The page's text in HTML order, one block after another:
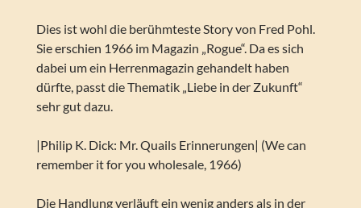
Dies ist wohl die berühmteste Story von Fred Pohl.
Sie erschien 1966 im Magazin „Rogue“. Da es sich
dabei um ein Herrenmagazin gehandelt haben
dürfte, passt die Thematik „Liebe in der Zukunft“
sehr gut dazu.
|Philip K. Dick: Mr. Quails Erinnerungen| (We can
remember it for you wholesale, 1966)
Die Handlung verläuft ein wenig anders als in der